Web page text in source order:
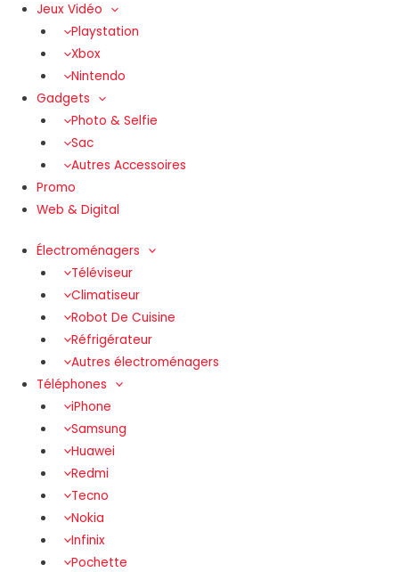
Jeux Vidéo
Playstation
Xbox
Nintendo
Gadgets
Photo & Selfie
Sac
Autres Accessoires
Promo
Web & Digital
Électroménagers
Téléviseur
Climatiseur
Robot De Cuisine
Réfrigérateur
Autres électroménagers
Téléphones
iPhone
Samsung
Huawei
Redmi
Tecno
Nokia
Infinix
Pochette